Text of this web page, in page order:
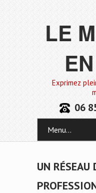
LE
Exprimez
06
Menu...
UN RÉSEAU